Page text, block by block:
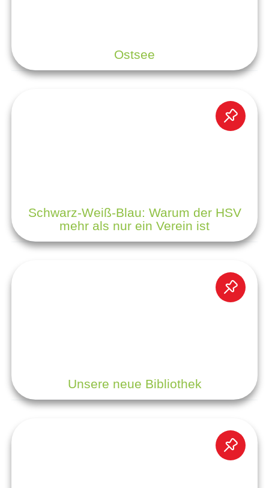
Ostsee
Schwarz-Weiß-Blau: Warum der HSV
mehr als nur ein Verein ist
Unsere neue Bibliothek